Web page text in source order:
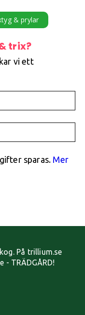
& prylar
trix?
vi ett
sparas. Mer
På trillium.se
TRÄDGÅRD!